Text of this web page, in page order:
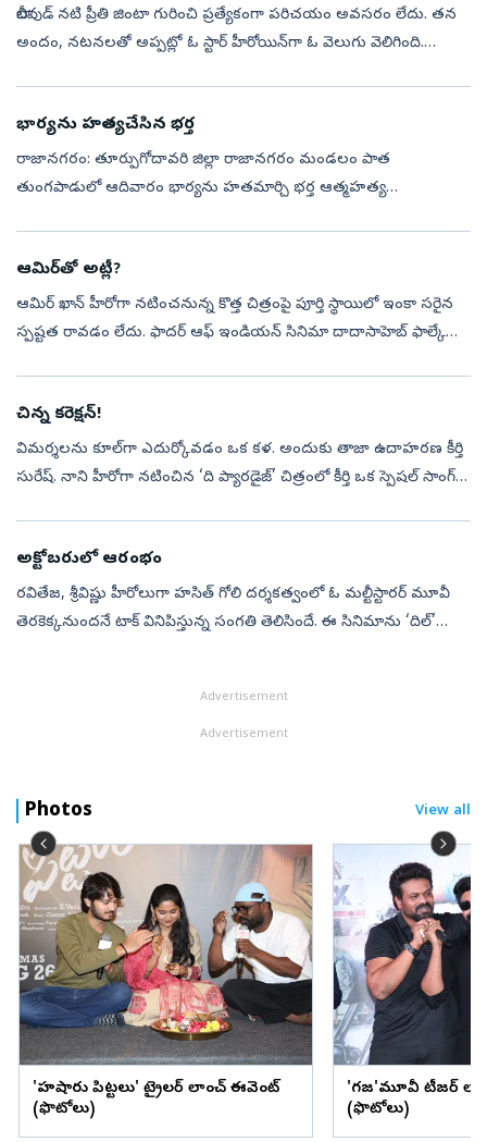
బాలీవుడ్‌ నటి ప్రీతి జింటా గురించి ప్రత్యేకంగా పరిచయం అవసరం లేదు. తన
అందం, నటనలతో అప్పట్లో ఓ స్టార్‌ హీరోయిన్‌గా ఓ వెలుగు వెలిగింది.
భార్యను హత్యచేసిన భర్త
రాజానగరం: తూర్పుగో­దా­వరి జిల్లా రాజా­నగరం మండలం పాత
తుంగపాడులో ఆదివారం భార్యను హతమార్చి భర్త ఆత్మహత్య
ఆమిర్‌తో అట్లీ?
ఆమిర్‌ ఖాన్‌ హీరోగా నటించనున్న కొత్త చిత్రంపై పూర్తి స్థాయిలో ఇంకా సరైన
స్పష్టత రావడం లేదు. ఫాదర్‌ ఆఫ్‌ ఇండియన్‌ సినిమా దాదాసాహెబ్‌ ఫాల్కే
చిన్న కరెక్షన్‌!
విమర్శలను కూల్‌గా ఎదుర్కోవడం ఒక కళ. అందుకు తాజా ఉదాహరణ కీర్తి
సురేష్‌. నాని హీరోగా నటించిన ‘ది ప్యారడైజ్‌’ చిత్రంలో కీర్తి ఒక స్పెషల్‌ సాంగ్‌కి
అక్టోబరులో ఆరంభం
రవితేజ, శ్రీవిష్ణు హీరోలుగా హసిత్‌ గోలి దర్శకత్వంలో ఓ మల్టీస్టారర్‌ మూవీ
తెరకెక్కనుందనే టాక్‌ వినిపిస్తున్న సంగతి తెలిసిందే. ఈ సినిమాను ‘దిల్‌’
Advertisement
Advertisement
Photos View all
'హుషారు పిట్టలు' ట్రైలర్ లాంచ్ ఈవెంట్
(ఫొటోలు)
'గజ'మూవీ టీజర్
(ఫొటోలు)